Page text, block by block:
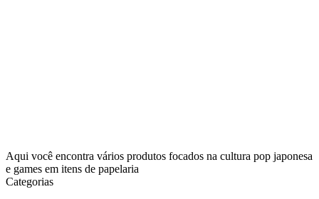
Aqui você encontra vários produtos focados na cultura pop japonesa
e games em itens de papelaria
Categorias